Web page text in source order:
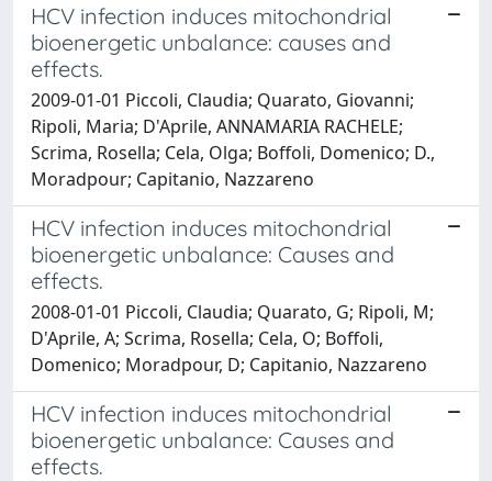
HCV infection induces mitochondrial
bioenergetic unbalance: causes and
effects.
2009-01-01 Piccoli, Claudia; Quarato, Giovanni;
Ripoli, Maria; D'Aprile, ANNAMARIA RACHELE;
Scrima, Rosella; Cela, Olga; Boffoli, Domenico; D.,
Moradpour; Capitanio, Nazzareno
HCV infection induces mitochondrial
bioenergetic unbalance: Causes and
effects.
2008-01-01 Piccoli, Claudia; Quarato, G; Ripoli, M;
D'Aprile, A; Scrima, Rosella; Cela, O; Boffoli,
Domenico; Moradpour, D; Capitanio, Nazzareno
HCV infection induces mitochondrial
bioenergetic unbalance: Causes and
effects.